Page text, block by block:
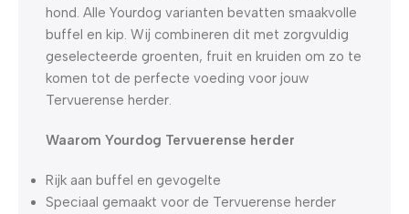
hond. Alle Yourdog varianten bevatten smaakvolle
buffel en kip. Wij combineren dit met zorgvuldig
geselecteerde groenten, fruit en kruiden om zo te
komen tot de perfecte voeding voor jouw
Tervuerense herder.
Waarom Yourdog Tervuerense herder
Rijk aan buffel en gevogelte
Speciaal gemaakt voor de Tervuerense herder